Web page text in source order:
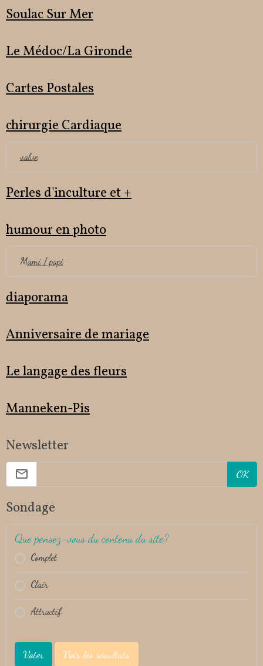
Soulac Sur Mer
Le Médoc/La Gironde
Cartes Postales
chirurgie Cardiaque
valve
Perles d'inculture et +
humour en photo
Mami / papi
diaporama
Anniversaire de mariage
Le langage des fleurs
Manneken-Pis
Newsletter
OK
Sondage
Que pensez-vous du contenu du site?
Complet
Clair
Attractif
Voter Voir les résultats